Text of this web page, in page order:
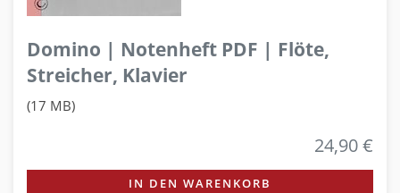
Domino | Notenheft PDF | Flöte,
Streicher, Klavier
(17 MB)
24,90 €
IN DEN WARENKORB